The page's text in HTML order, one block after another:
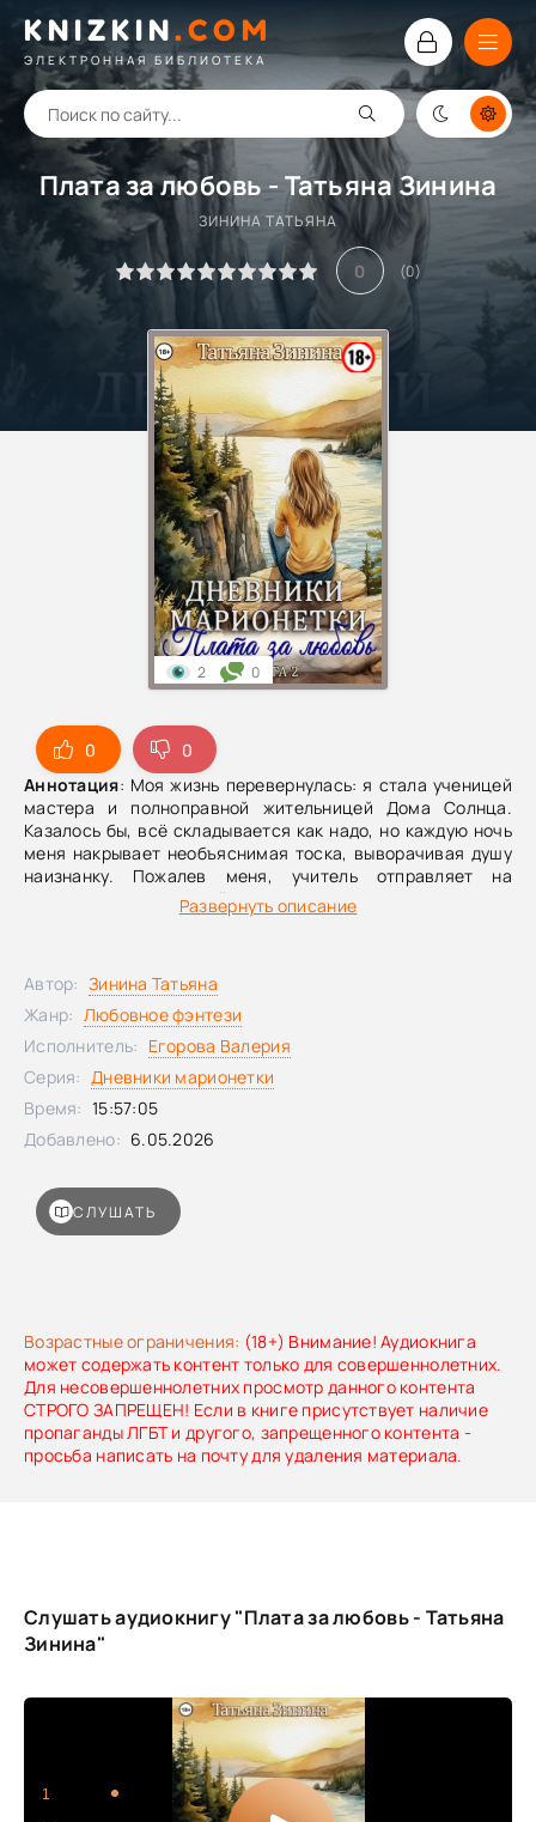
KNIZKIN.COM
ЭЛЕКТРОННАЯ БИБЛИОТЕКА
Плата за любовь - Татьяна Зинина
ЗИНИНА ТАТЬЯНА
0 (0)
0
0
Аннотация: Моя жизнь перевернулась: я стала ученицей
мастера и полноправной жительницей Дома Солнца.
Казалось бы, всё складывается как надо, но каждую ночь
меня накрывает необъяснимая тоска, выворачивая душу
наизнанку. Пожалев меня, учитель отправляет на
несколько недель домой — только вот этот «отпуск» почти
сразу превращается в сплошной бедлам. Потому что
катушек стерва умеют превратить любой отдых в хаос.Но
страшнее всего — боязнь потерять саму себя.
Раствориться в мужчине, который мне совершенно не
подходит. В том, к кому тянется душа и рядом с кем
сердце хочет биться чаще. В том, для кого я — всего лишь
марионетка. И это ещё не предел: выясняется, что за
мной охотятся опасные люди. И если они меня найдут…
Нет, об этом лучше даже не думать.Вторая книга
приключения*сверхспособности*дружба и
любовьТрилогия косвенно входит в Карильский цикл.
Развернуть описание
Возрастные ограничения: (18+) Внимание! Аудиокнига
может содержать контент только для совершеннолетних.
Для несовершеннолетних просмотр данного контента
СТРОГО ЗАПРЕЩЕН! Если в книге присутствует наличие
пропаганды ЛГБТ и другого, запрещенного контента -
просьба написать на почту для удаления материала.
2 0
СЛУШАТЬ
Автор: Зинина Татьяна
Жанр: Любовное фэнтези
Исполнитель: Егорова Валерия
Серия: Дневники марионетки
Время: 15:57:05
Добавлено: 6.05.2026
Слушать аудиокнигу "Плата за любовь - Татьяна
Зинина"
1